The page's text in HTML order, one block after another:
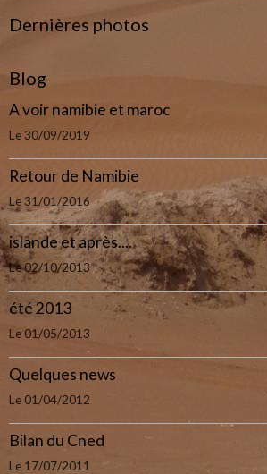
Dernières photos
Blog
A voir namibie et maroc
Le 30/09/2019
Retour de Namibie
Le 31/01/2016
islande et après....
Le 02/10/2013
été 2013
Le 01/05/2013
Quelques news
Le 01/04/2012
Bilan du Cned
Le 17/07/2011